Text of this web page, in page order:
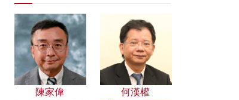
陳家偉 何漢權